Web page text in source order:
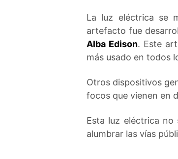
La luz eléctrica se
artefacto fue
Alba Edison. Este
más usado en todos
Otros dispositivos
focos que vienen en
Esta luz eléctrica no
alumbrar las vías